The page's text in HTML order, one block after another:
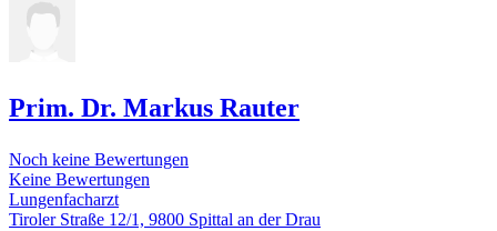
Prim. Dr. Markus Rauter
Noch keine Bewertungen
Keine Bewertungen
Lungenfacharzt
Tiroler Straße 12/1, 9800 Spittal an der Drau